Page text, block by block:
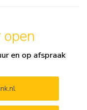
en op afspraak